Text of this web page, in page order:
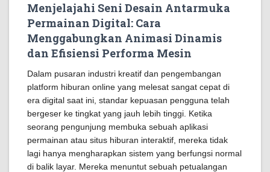
Menjelajahi Seni Desain Antarmuka
Permainan Digital: Cara
Menggabungkan Animasi Dinamis
dan Efisiensi Performa Mesin
Dalam pusaran industri kreatif dan pengembangan
platform hiburan online yang melesat sangat cepat di
era digital saat ini, standar kepuasan pengguna telah
bergeser ke tingkat yang jauh lebih tinggi. Ketika
seorang pengunjung membuka sebuah aplikasi
permainan atau situs hiburan interaktif, mereka tidak
lagi hanya mengharapkan sistem yang berfungsi normal
di balik layar. Mereka menuntut sebuah petualangan